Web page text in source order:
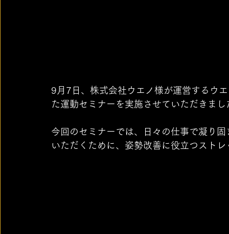
9月7日、株式会社ウエノ様が運営するウ
た運動セミナーを実施させていただきまし
今回のセミナーでは、日々の仕事で凝り
いただくために、姿勢改善に役立つスト